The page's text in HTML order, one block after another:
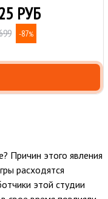
РУБ
-87%
Причин этого явления
расходятся
этой студии